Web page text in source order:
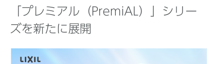
国内製品ニュース
「プレミアル（PremiAL）」シリー
ズを新たに展開